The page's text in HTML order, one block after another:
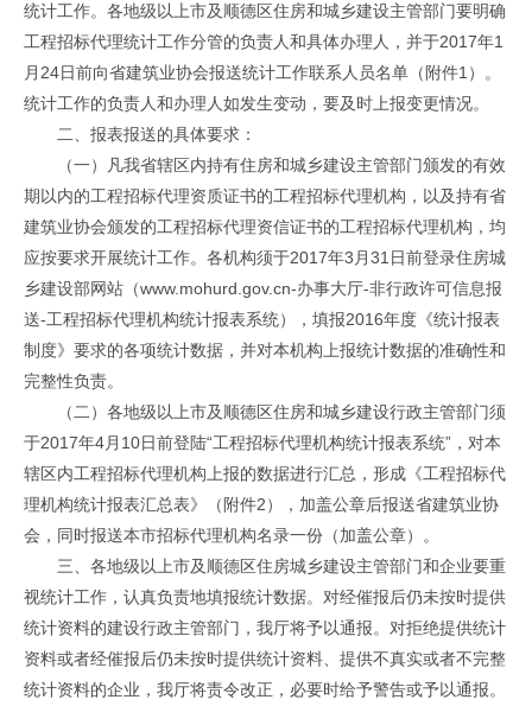
统计工作。各地级以上市及顺德区住房和城乡建设主管部门要明确
工程招标代理统计工作分管的负责人和具体办理人，并于2017年1
月24日前向省建筑业协会报送统计工作联系人员名单（附件1）。
统计工作的负责人和办理人如发生变动，要及时上报变更情况。
二、报表报送的具体要求：
（一）凡我省辖区内持有住房和城乡建设主管部门颁发的有效
期以内的工程招标代理资质证书的工程招标代理机构，以及持有省
建筑业协会颁发的工程招标代理资信证书的工程招标代理机构，均
应按要求开展统计工作。各机构须于2017年3月31日前登录住房城
乡建设部网站（www.mohurd.gov.cn-办事大厅-非行政许可信息报
送-工程招标代理机构统计报表系统），填报2016年度《统计报表
制度》要求的各项统计数据，并对本机构上报统计数据的准确性和
完整性负责。
（二）各地级以上市及顺德区住房和城乡建设行政主管部门须
于2017年4月10日前登陆“工程招标代理机构统计报表系统”，对本
辖区内工程招标代理机构上报的数据进行汇总，形成《工程招标代
理机构统计报表汇总表》（附件2），加盖公章后报送省建筑业协
会，同时报送本市招标代理机构名录一份（加盖公章）。
三、各地级以上市及顺德区住房城乡建设主管部门和企业要重
视统计工作，认真负责地填报统计数据。对经催报后仍未按时提供
统计资料的建设行政主管部门，我厅将予以通报。对拒绝提供统计
资料或者经催报后仍未按时提供统计资料、提供不真实或者不完整
统计资料的企业，我厅将责令改正，必要时给予警告或予以通报。